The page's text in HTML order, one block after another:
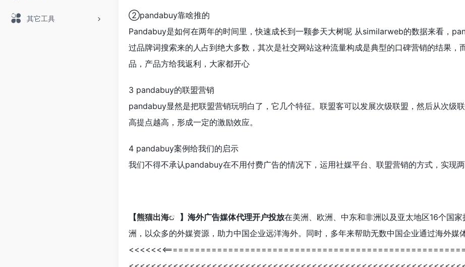
其它工具
②pandabuy靠啥推的
Pandabuy是如何在两年的时间里，快速成长到一颗参天大树呢 从similarweb的数据来看，
过品牌词搜索来的人占到绝大多数，其次是社交网站这种流量构成是典型的口碑营销的结果
品，产品方给我返利，大家都开心
3 pandabuy的联盟营销
pandabuy显然是把联盟营销玩明白了，它几个特征。联盟客可以发展次级联盟，然后从次级
高提点越高，形成一定的激励效应。
4 pandabuy案例给我们的启示
我们不得不承认pandabuy在不用付费广告的情况下，运用社媒平台、联盟营销的方式，实现两
【熊猫出海 】海外广告媒体代理开户投放在美洲、欧洲、中东和非洲以及亚太地区16个国
洲，以众多的外媒资源，助力中国企业远洋海外。同时，多年来帮助无数中国企业通过海外媒